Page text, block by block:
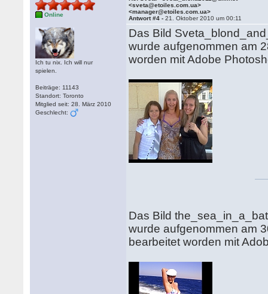
Online
Ich tu nix. Ich will nur
spielen.
Beiträge: 11143
Standort: Toronto
Mitglied seit: 28. März 2010
Geschlecht:
<sveta@etoiles.com.ua>
<manager@etoiles.com.ua>
Antwort #4 -21. Oktober 2010 um 00:11
Das Bild
wurde aufgenommen am
worden mit Adobe
Das Bild
wurde aufgenommen am
bearbeitet worden mit